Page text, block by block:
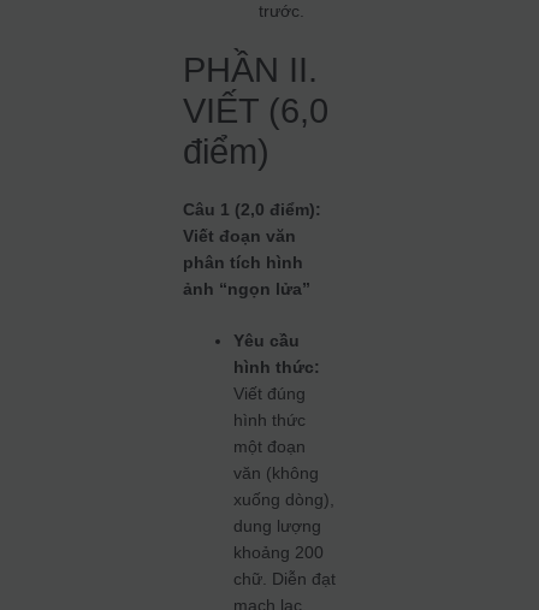
trước.
PHẦN II.
VIẾT (6,0
điểm)
Câu 1 (2,0 điểm):
Viết đoạn văn
phân tích hình
ảnh “ngọn lửa”
Yêu cầu
hình thức:
Viết đúng
hình thức
một đoạn
văn (không
xuống dòng),
dung lượng
khoảng 200
chữ. Diễn đạt
mạch lạc,